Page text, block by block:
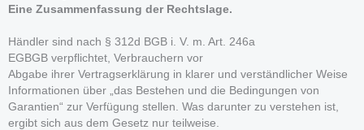
Eine Zusammenfassung der Rechtslage.
Händler sind nach § 312d BGB i. V. m. Art. 246a
EGBGB verpflichtet, Verbrauchern vor
Abgabe ihrer Vertragserklärung in klarer und verständlicher Weise
Informationen über „das Bestehen und die Bedingungen von
Garantien“ zur Verfügung stellen. Was darunter zu verstehen ist,
ergibt sich aus dem Gesetz nur teilweise.